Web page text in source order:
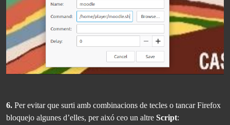
6. Per evitar que surti amb combinacions de tecles o tancar Firefox
bloquejo algunes d’elles, per aixó ceo un altre Script: